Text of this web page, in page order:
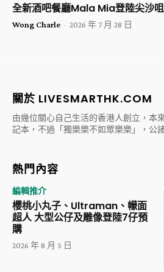
全新酒吧餐廳Mala Mia登陸尖沙咀
Wong Charle - 2026 年 7 月 28 日
關於 LIVESMARTHK.COM
由幾位關心自己生活的香港人創立，本
記本，不過「獨樂樂不如眾樂樂」，公
熱門內容
編輯推介
櫻桃小丸子、Ultraman、幪面
超人 大型公仔及雕像登陸7仔預
購
2026 年 8 月 5 日